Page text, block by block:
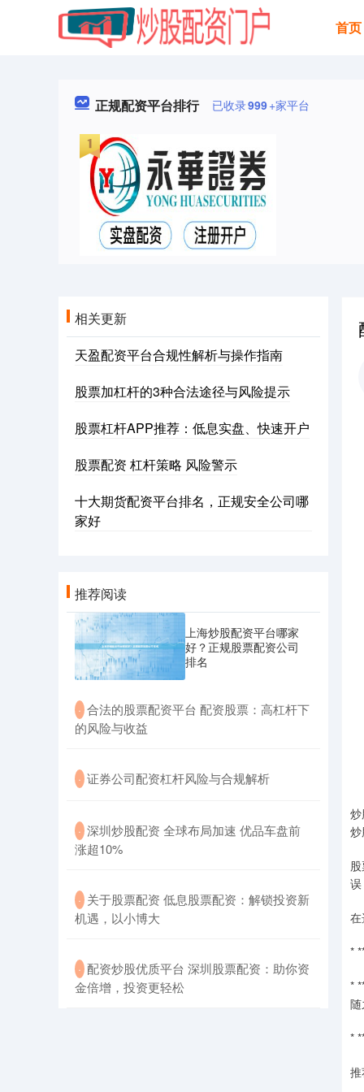
首页
正规配资平台排行 已收录999+家平台
炒
误
*
*
随
*
推
相关更新
天盈配资平台合规性解析与操作指南
股票加杠杆的3种合法途径与风险提示
股票杠杆APP推荐：低息实盘、快速开户
股票配资 杠杆策略 风险警示
十大期货配资平台排名，正规安全公司哪
家好
推荐阅读
上海炒股配资平台哪家
好？正规股票配资公司
排名
· ​合法的股票配资平台 配资股票：高杠杆下
的风险与收益
· ​证券公司配资杠杆风险与合规解析
· ​深圳炒股配资 全球布局加速 优品车盘前
涨超10%
· ​关于股票配资 低息股票配资：解锁投资新
机遇，以小博大
· ​配资炒股优质平台 深圳股票配资：助你资
金倍增，投资更轻松